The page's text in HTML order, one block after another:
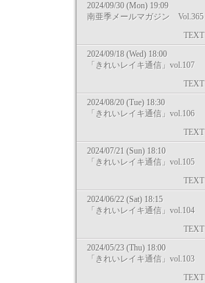
2024/09/30 (Mon) 19:09
南亜季メールマガジン Vol.365
TEXT
2024/09/18 (Wed) 18:00
「きれいレイキ通信」vol.107
TEXT
2024/08/20 (Tue) 18:30
「きれいレイキ通信」vol.106
TEXT
2024/07/21 (Sun) 18:10
「きれいレイキ通信」vol.105
TEXT
2024/06/22 (Sat) 18:15
「きれいレイキ通信」vol.104
TEXT
2024/05/23 (Thu) 18:00
「きれいレイキ通信」vol.103
TEXT